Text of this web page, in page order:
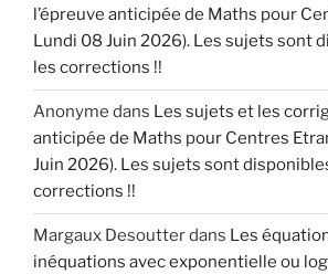
l’épreuve anticipée de Maths pour
Lundi 08 Juin 2026). Les sujets sont
les corrections !!
Anonyme dans Les sujets et les
anticipée de Maths pour Centres
Juin 2026). Les sujets sont
corrections !!
Margaux Desoutterdans Les
inéquations avec exponentielle ou